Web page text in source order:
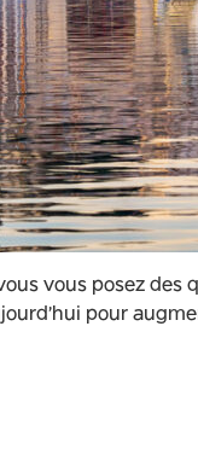
vous posez
pour